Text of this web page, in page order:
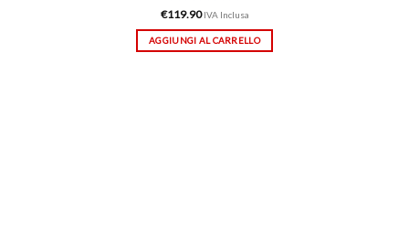
Valutato
5.00su 5
€119.90 IVA Inclusa
AGGIUNGI AL CARRELLO